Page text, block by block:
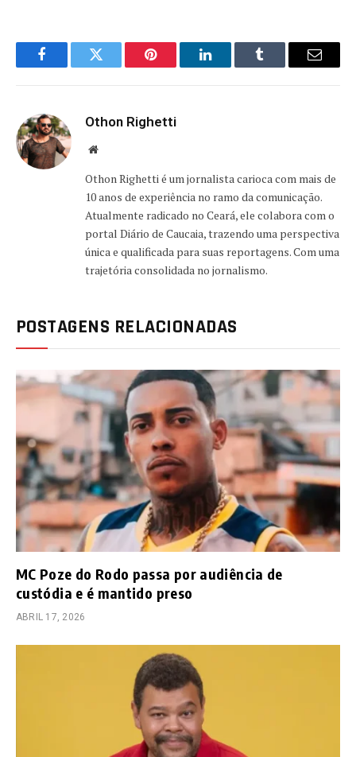
FacebookTwitter Pinterest LinkedInTumblr Email
Othon Righetti
Website
Othon Righetti é um jornalista carioca com mais de
10 anos de experiência no ramo da comunicação.
Atualmente radicado no Ceará, ele colabora com o
portal Diário de Caucaia, trazendo uma perspectiva
única e qualificada para suas reportagens. Com uma
trajetória consolidada no jornalismo.
POSTAGENS RELACIONADAS
MC Poze do Rodo passa por audiência de
custódia e é mantido preso
ABRIL 17, 2026